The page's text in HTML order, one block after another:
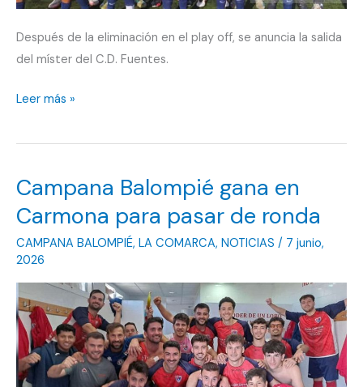
Después de la eliminación en el play off, se anuncia la salida
del míster del C.D. Fuentes.
CD
cae
semifinales
y
fin
la
temporada
Leer más »
Campana Balompié gana en
Carmona para pasar de ronda
CAMPANA BALOMPIÉ, LA COMARCA, NOTICIAS / 7 junio,
2026